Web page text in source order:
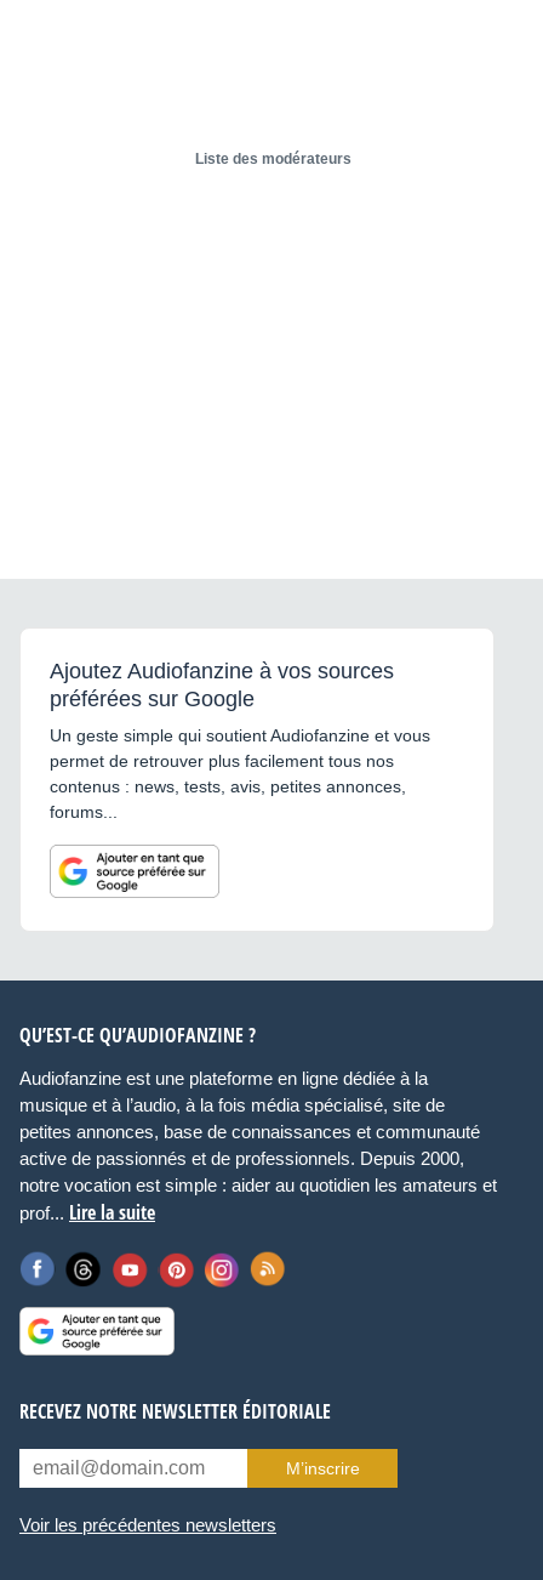
Liste des modérateurs
Ajoutez Audiofanzine à vos sources
préférées sur Google
Un geste simple qui soutient Audiofanzine et vous
permet de retrouver plus facilement tous nos
contenus : news, tests, avis, petites annonces,
forums...
QU’EST-CE QU’AUDIOFANZINE ?
Audiofanzine est une plateforme en ligne dédiée à la
musique et à l’audio, à la fois média spécialisé, site de
petites annonces, base de connaissances et communauté
active de passionnés et de professionnels. Depuis 2000,
notre vocation est simple : aider au quotidien les amateurs et
prof... Lire la suite
RECEVEZ NOTRE NEWSLETTER ÉDITORIALE
M’inscrire
Voir les précédentes newsletters